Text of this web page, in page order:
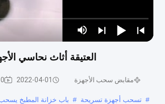
العتيقة أثاث نحاسي
مقابض سحب الأجهزة 2022-04-01
# تسحب أجهزة تسريحة # باب خزانة المطبخ